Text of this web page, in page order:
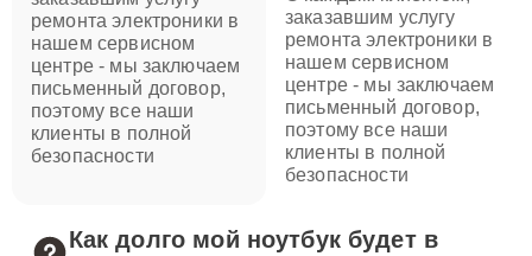
ремонта электроники в
нашем сервисном
центре - мы заключаем
письменный договор,
поэтому все наши
клиенты в полной
безопасности
заказавшим услугу
ремонта электроники в
нашем сервисном
центре - мы заключаем
письменный договор,
поэтому все наши
клиенты в полной
безопасности
Как долго мой ноутбук будет в